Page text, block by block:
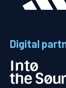
Digital